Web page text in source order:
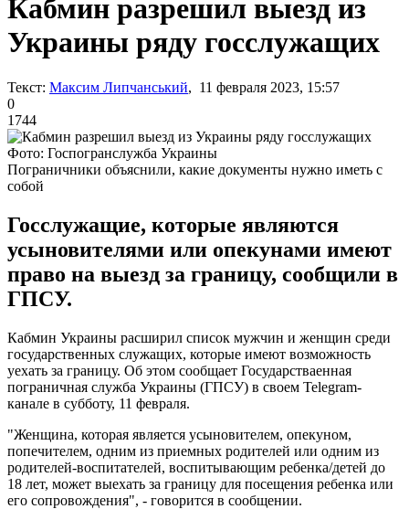
Кабмин разрешил выезд из
Украины ряду госслужащих
Текст: Максим Липчанський, 11 февраля 2023, 15:57
0
1744
Фото: Госпогранслужба Украины
Пограничники объяснили, какие документы нужно иметь с
собой
Госслужащие, которые являются
усыновителями или опекунами имеют
право на выезд за границу, сообщили в
ГПСУ.
Кабмин Украины расширил список мужчин и женщин среди
государственных служащих, которые имеют возможность
уехать за границу. Об этом сообщает Государстваенная
пограничная служба Украины (ГПСУ) в своем Telegram-
канале в субботу, 11 февраля.
"Женщина, которая является усыновителем, опекуном,
попечителем, одним из приемных родителей или одним из
родителей-воспитателей, воспитывающим ребенка/детей до
18 лет, может выехать за границу для посещения ребенка или
его сопровождения", - говорится в сообщении.